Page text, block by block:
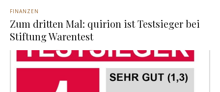
FINANZEN
Zum dritten Mal: quirion ist Testsieger bei
Stiftung Warentest